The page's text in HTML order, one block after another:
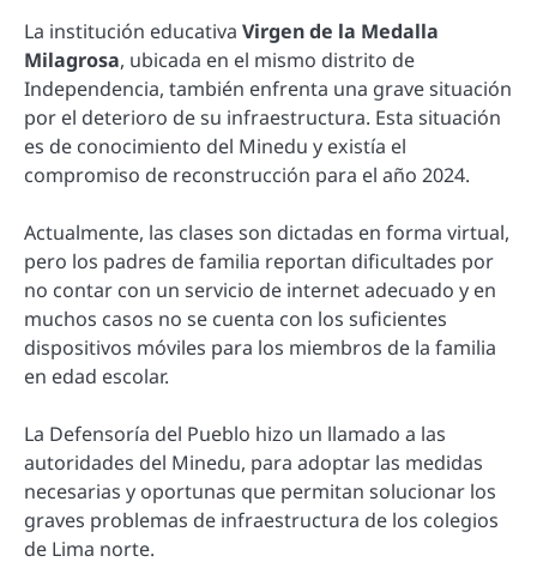
La institución educativa Virgen de la Medalla
Milagrosa, ubicada en el mismo distrito de
Independencia, también enfrenta una grave situación
por el deterioro de su infraestructura. Esta situación
es de conocimiento del Minedu y existía el
compromiso de reconstrucción para el año 2024.
Actualmente, las clases son dictadas en forma virtual,
pero los padres de familia reportan dificultades por
no contar con un servicio de internet adecuado y en
muchos casos no se cuenta con los suficientes
dispositivos móviles para los miembros de la familia
en edad escolar.
La Defensoría del Pueblo hizo un llamado a las
autoridades del Minedu, para adoptar las medidas
necesarias y oportunas que permitan solucionar los
graves problemas de infraestructura de los colegios
de Lima norte.